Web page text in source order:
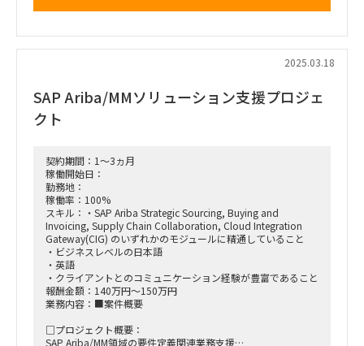
2025.03.18
SAP Ariba/MMソリューション支援プロジェ
クト
契約期間：1～3ヵ月
稼働開始日：
勤務地：
稼働率：100%
スキル：・SAP Ariba Strategic Sourcing, Buying and
Invoicing, Supply Chain Collaboration, Cloud Integration
Gateway(CIG) のいずれかのモジュールに精通していること
・ビジネスレベルの日本語
・英語
・クライアントとのコミュニケーション経験が豊富であること
報酬金額：140万円～150万円
業務内容：■案件概要
□プロジェクト概要：
SAP Ariba/MM領域の要件定義関連業務支援